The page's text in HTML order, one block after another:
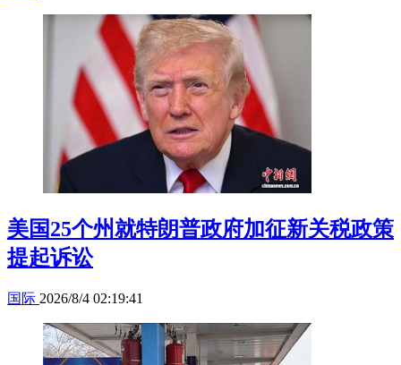
美国25个州就特朗普政府加征新关税政策
提起诉讼
国际 2026/8/4 02:19:41